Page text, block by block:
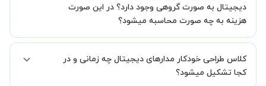
دیجیتال به صورت گروهی وجود دارد؟ در این صورت
هزینه به چه صورت محاسبه میشود؟
هستند اما در صورتیکه مایل هستید کلاس ها را در کنار دوستان و یا
آشنایان خود به صورت گروهی برگزار کنید، این امکان وجود دارد. در این
کلاس طراحی خودکار مدارهای دیجیتال چه زمانی و در
کجا تشکیل میشود؟